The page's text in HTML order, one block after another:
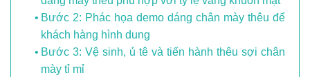
Bước 2: Phác họa demo dáng chân mày thêu để
khách hàng hình dung
Bước 3: Vệ sinh, ủ tê và tiến hành thêu sợi chân
mày tỉ mỉ